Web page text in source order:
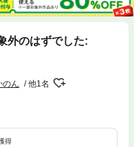
外のはずでした:
のん 他1名
得